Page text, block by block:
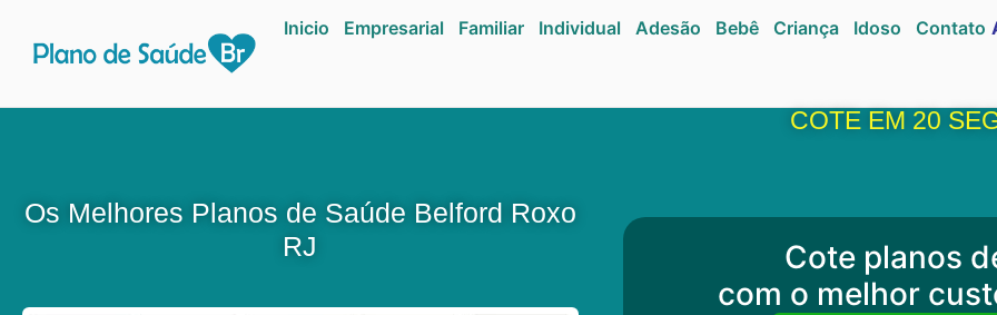
Inicio Empresarial Familiar Individual Adesão Bebê Criança Idoso Contato
Os Melhores Planos de Saúde Belford Roxo
RJ
COTE EM 20
Cote planos
com o melhor